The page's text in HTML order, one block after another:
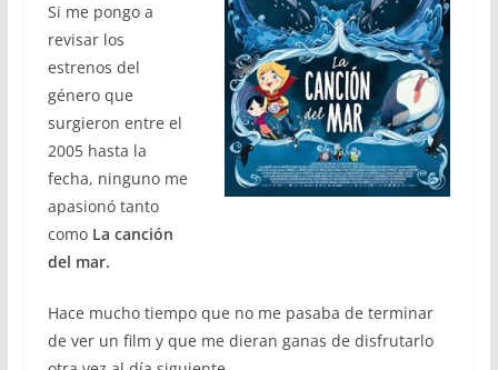
Si me pongo a
revisar los
estrenos del
género que
surgieron entre el
2005 hasta la
fecha, ninguno me
apasionó tanto
comoLa canción
del mar.
Hace mucho tiempo que no me pasaba de terminar
de ver un film y que me dieran ganas de disfrutarlo